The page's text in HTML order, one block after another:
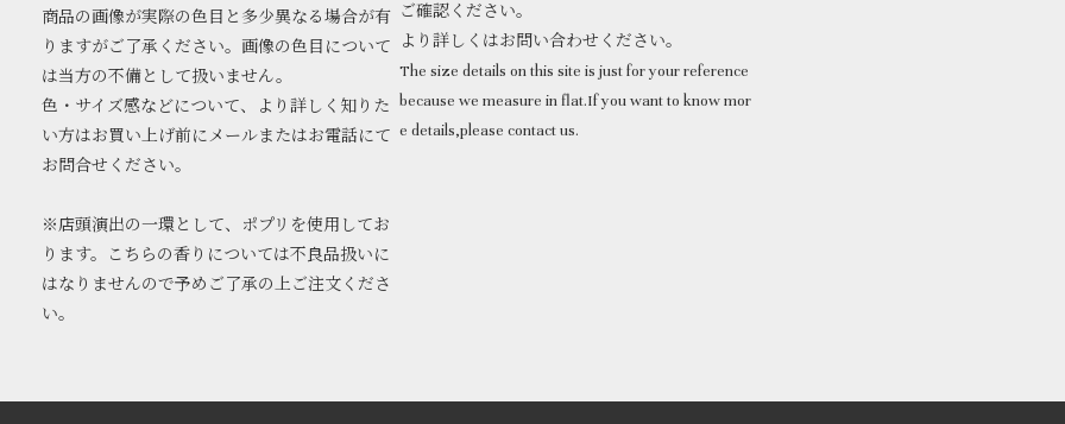
商品の画像が実際の色目と多少異なる場合が有
りますがご了承ください。画像の色目について
は当方の不備として扱いません。
色・サイズ感などについて、より詳しく知りた
い方はお買い上げ前にメールまたはお電話にて
お問合せください。
※店頭演出の一環として、ポプリを使用してお
ります。こちらの香りについては不良品扱いに
はなりませんので予めご了承の上ご注文くださ
い。
ご確認ください。
より詳しくはお問い合わせください。
The size details on this site is just for your reference
because we measure in flat.If you want to know mor
e details,please contact us.